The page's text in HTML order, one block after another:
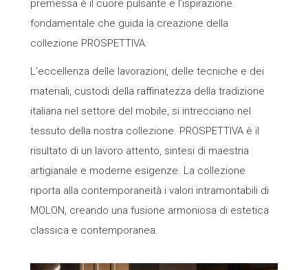
premessa è il cuore pulsante e l’ispirazione
fondamentale che guida la creazione della
collezione PROSPETTIVA.
L’eccellenza delle lavorazioni, delle tecniche e dei
materiali, custodi della raffinatezza della tradizione
italiana nel settore del mobile, si intrecciano nel
tessuto della nostra collezione. PROSPETTIVA è il
risultato di un lavoro attento, sintesi di maestria
artigianale e moderne esigenze. La collezione
riporta alla contemporaneità i valori intramontabili di
MOLON, creando una fusione armoniosa di estetica
classica e contemporanea.